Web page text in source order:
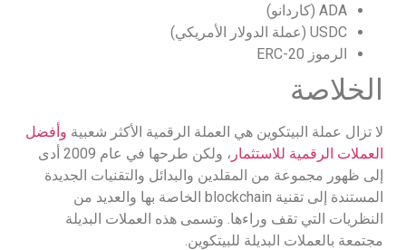
ADA (كاردانو)
USDC (عملة الدولار الأمريكي)
الرموز ERC-20
الخلاصة
لا تزال عملة البيتكوين هي العملة الرقمية الأكثر شعبية وأفضل
العملات الرقمية للاستثمار
، ولكن طرحها في عام 2009 أدى
إلى ظهور مجموعة من المقلدين والبدائل والتقنيات الجديدة
المستندة إلى تقنية blockchain الخاصة بها والعديد من
النظريات التي تقف وراءها. وتسمى هذه العملات البديلة
مجتمعة بالعملات البديلة للبيتكوين.